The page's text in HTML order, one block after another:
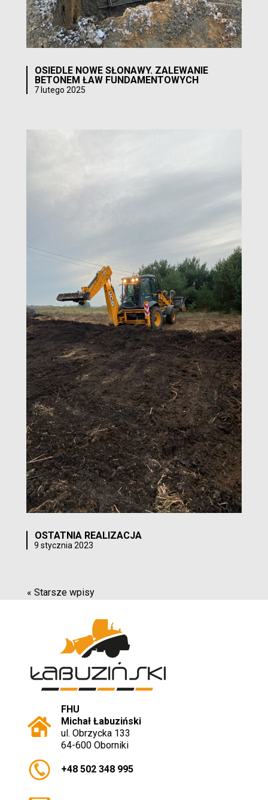
OSIEDLE NOWE SŁONAWY. ZALEWANIE
BETONEM ŁAW FUNDAMENTOWYCH
7 lutego 2025
OSTATNIA REALIZACJA
9 stycznia 2023
« Starsze wpisy
FHU
Michał Łabuziński
ul. Obrzycka 133
64-600 Oborniki
+48 502 348 995